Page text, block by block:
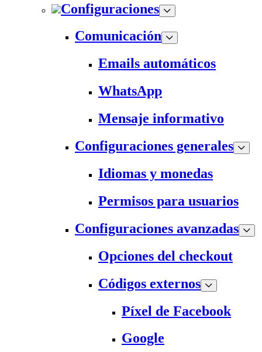
Configuraciones
Comunicación
Emails automáticos
WhatsApp
Mensaje informativo
Configuraciones generales
Idiomas y monedas
Permisos para usuarios
Configuraciones avanzadas
Opciones del checkout
Códigos externos
Píxel de Facebook
Google